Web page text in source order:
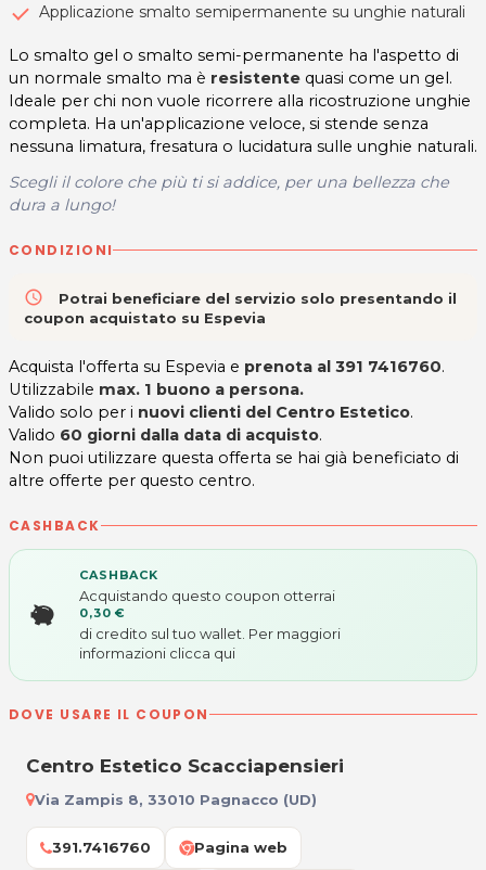
Applicazione smalto semipermanente su unghie naturali
Lo smalto gel o smalto semi-permanente ha l'aspetto di
un normale smalto ma è resistente quasi come un gel.
Ideale per chi non vuole ricorrere alla ricostruzione unghie
completa. Ha un'applicazione veloce, si stende senza
nessuna limatura, fresatura o lucidatura sulle unghie naturali.
Scegli il colore che più ti si addice, per una bellezza che
dura a lungo!
CONDIZIONI
access_time
Potrai beneficiare del servizio solo presentando il
coupon acquistato su Espevia
Acquista l'offerta su Espevia e prenota al 391 7416760.
Utilizzabile max. 1 buono a persona.
Valido solo per i nuovi clienti del Centro Estetico.
Valido 60 giorni dalla data di acquisto.
Non puoi utilizzare questa offerta se hai già beneficiato di
altre offerte per questo centro.
CASHBACK
CASHBACK
Acquistando questo coupon otterrai
0,30 €
di credito sul tuo wallet. Per maggiori
informazioni clicca qui
DOVE USARE IL COUPON
Centro Estetico Scacciapensieri
Via Zampis 8, 33010 Pagnacco (UD)
391.7416760 Pagina web